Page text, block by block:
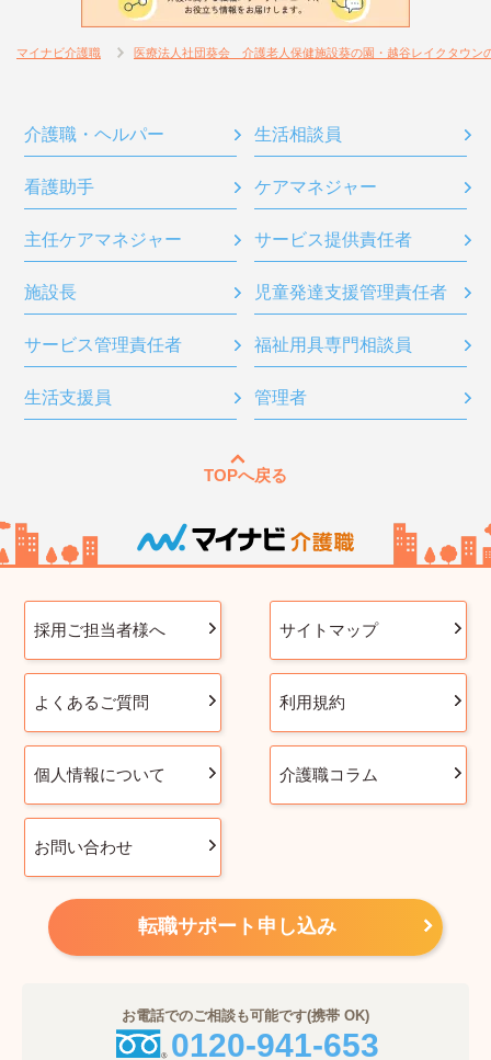
マイナビ介護職 医療法人社団葵会 介護老人保健施設葵の園・越谷レイクタウン
介護職・ヘルパー 生活相談員
看護助手 ケアマネジャー
主任ケアマネジャー サービス提供責任者
施設長 児童発達支援管理責任者
サービス管理責任者 福祉用具専門相談員
生活支援員 管理者
TOPへ戻る
採用ご担当者様へ サイトマップ
よくあるご質問 利用規約
個人情報について 介護職コラム
お問い合わせ
転職サポート申し込み
お電話でのご相談も可能です(携帯 OK)
0120-941-653